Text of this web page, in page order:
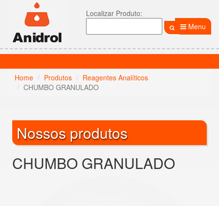
Localizar Produto:
Menu
Home Produtos
Reagentes Analíticos
CHUMBO GRANULADO
Nossos produtos
CHUMBO GRANULADO